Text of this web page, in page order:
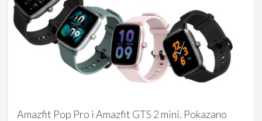
Amazfit Pop Pro i Amazfit GTS 2 mini. Pokazano